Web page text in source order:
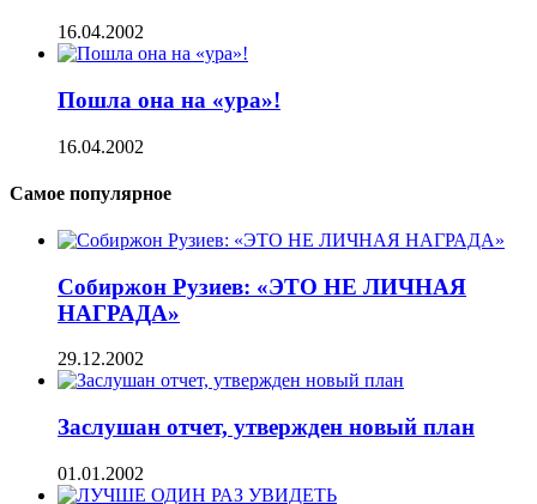
16.04.2002
Пошла она на «ура»!
16.04.2002
Самое популярное
Собиржон Рузиев: «ЭТО НЕ ЛИЧНАЯ
НАГРАДА»
29.12.2002
Заслушан отчет, утвержден новый план
01.01.2002